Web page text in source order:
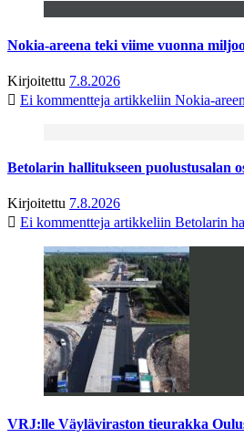
Nokia-areena teki viime vuonna
Kirjoitettu 7.8.2026
Ei kommentteja artikkeliin Nokia-
Betolarin hallitukseen puolustusalan
Kirjoitettu 7.8.2026
Ei kommentteja artikkeliin Betolarin
VRJ:lle Väyläviraston tieurakka